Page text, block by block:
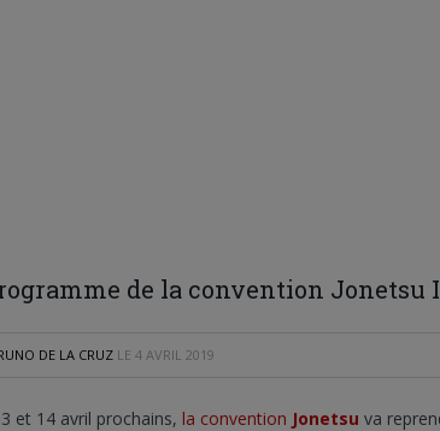
de la convention Jonetsu
DE LA CRUZ LE 4 AVRIL 2019
et 14 avril prochains, la convention Jonetsu va